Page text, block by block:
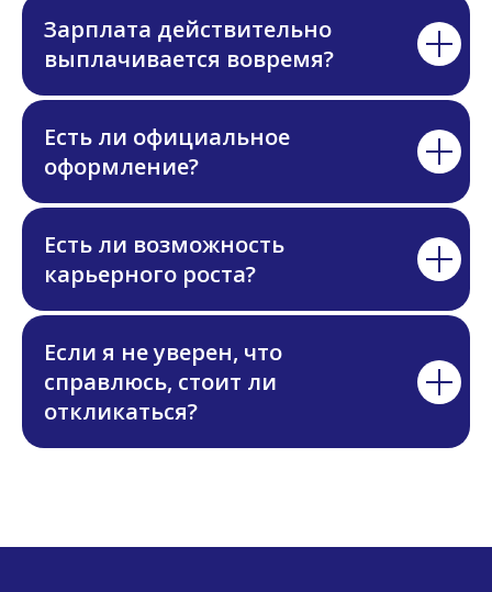
Зарплата действительно
выплачивается вовремя?
Есть ли официальное
оформление?
Есть ли возможность
карьерного роста?
Если я не уверен, что
справлюсь, стоит ли
откликаться?